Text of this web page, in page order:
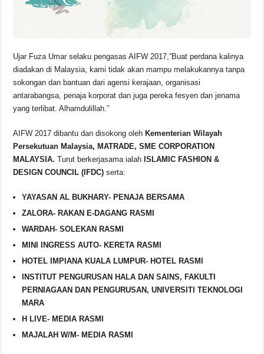
Ujar Fuza Umar selaku pengasas AIFW 2017,”Buat perdana kalinya
diadakan di Malaysia, kami tidak akan mampu melakukannya tanpa
sokongan dan bantuan dari agensi kerajaan, organisasi
antarabangsa, penaja korporat dan juga pereka fesyen dan jenama
yang terlibat. Alhamdulillah.”
AIFW 2017 dibantu dan disokong olehKementerian Wilayah
Persekutuan Malaysia, MATRADE, SME CORPORATION
MALAYSIA.Turut berkerjasama ialah ISLAMIC FASHION &
DESIGN COUNCIL (IFDC)serta:
YAYASAN AL BUKHARY- PENAJA BERSAMA
ZALORA- RAKAN E-DAGANG RASMI
WARDAH- SOLEKAN RASMI
MINI INGRESS AUTO- KERETA RASMI
HOTEL IMPIANA KUALA LUMPUR- HOTEL RASMI
INSTITUT PENGURUSAN HALA DAN SAINS, FAKULTI
PERNIAGAAN DAN PENGURUSAN, UNIVERSITI TEKNOLOGI
MARA
H LIVE- MEDIA RASMI
MAJALAH W/M- MEDIA RASMI